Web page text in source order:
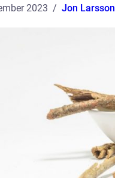
2023 Jon Larsson